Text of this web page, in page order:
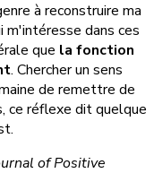
à reconstruire ma
m'intéresse dans ces
que la fonction
. Chercher un sens
de remettre de
ce réflexe dit quelque
of Positive